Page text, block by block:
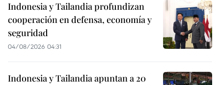
Indonesia y Tailandia profundizan
cooperación en defensa, economía y
seguridad
04/08/2026 04:31
Indonesia y Tailandia apuntan a 20